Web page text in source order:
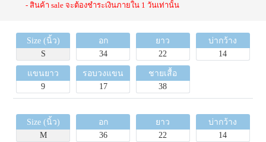
- สินค้า sale จะต้องชำระเงินภายใน 1 วันเท่านั้น
Size (นิ้ว)
S
อก
34
ยาว
22
บ่ากว้าง
14
แขนยาว
9
รอบวงแขน
17
ชายเสื้อ
38
Size (นิ้ว)
M
อก
36
ยาว
22
บ่ากว้าง
14